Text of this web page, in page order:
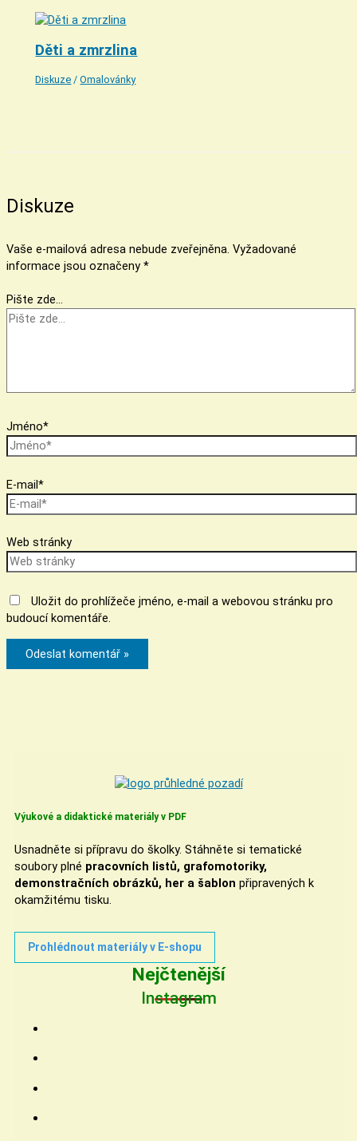
Děti a zmrzlina
Diskuze /Omalovánky
Diskuze
Vaše e-mailová adresa nebude zveřejněna. Vyžadované
informace jsou označeny *
Pište zde…
Jméno*
E-mail*
Web stránky
Uložit do prohlížeče jméno, e-mail a webovou stránku pro
budoucí komentáře.
Výukové a didaktické materiály v PDF
Usnadněte si přípravu do školky. Stáhněte si tematické
soubory plné pracovních listů, grafomotoriky,
demonstračních obrázků, her a šablon připravených k
okamžitému tisku.
Prohlédnout materiály v E-shopu
Nejčtenější
Instagram